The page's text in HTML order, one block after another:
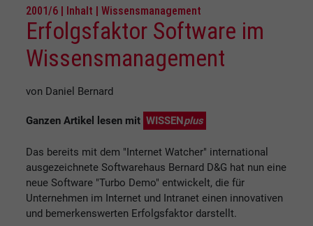
2001/6 | Inhalt | Wissensmanagement
Erfolgsfaktor Software im
Wissensmanagement
von Daniel Bernard
Ganzen Artikel lesen mit WISSENplus
Das bereits mit dem "Internet Watcher" international
ausgezeichnete Softwarehaus Bernard D&G hat nun eine
neue Software "Turbo Demo" entwickelt, die für
Unternehmen im Internet und Intranet einen innovativen
und bemerkenswerten Erfolgsfaktor darstellt.